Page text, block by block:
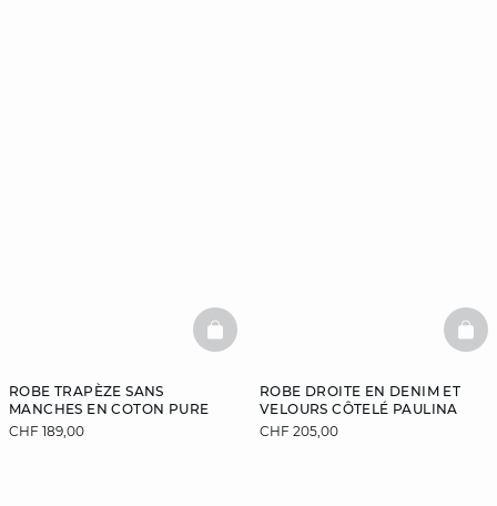
ROBE TRAPÈZE SANS
MANCHES EN COTON PURE
CHF 189,00
BASKETFULL
ROBE DROITE EN DENIM ET
VELOURS CÔTELÉ PAULINA
CHF 205,00